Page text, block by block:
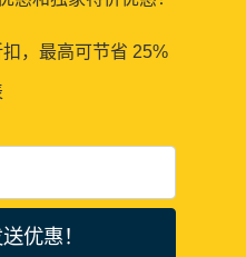
，最高可节省 25%
优惠！